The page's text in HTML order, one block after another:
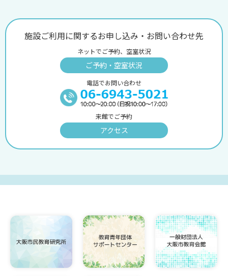
施設ご利用に関するお申し込み・お問い合わせ先
ネットでご予約、空室状況
ご予約・空室状況
電話でお問い合わせ
来館でご予約
アクセス